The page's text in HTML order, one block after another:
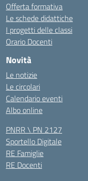
Offerta formativa
Le schede didattiche
I progetti delle classi
Orario Docenti
Novità
Le notizie
Le circolari
Calendario eventi
Albo online
PNRR \ PN 2127
Sportello Digitale
RE Famiglie
RE Docenti